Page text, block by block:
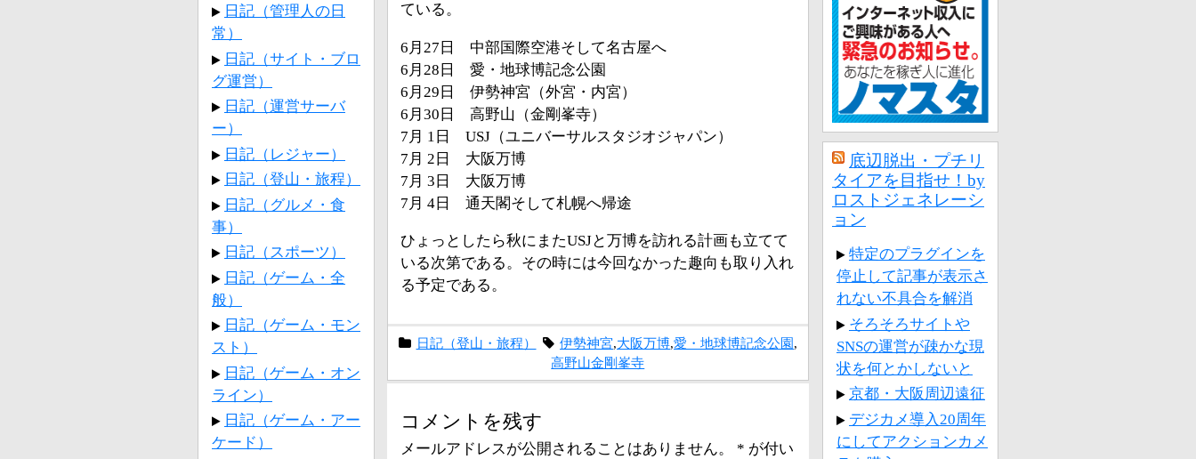
ている。
6月27日 中部国際空港そして名古屋へ
6月28日 愛・地球博記念公園
6月29日 伊勢神宮（外宮・内宮）
6月30日 高野山（金剛峯寺）
7月 1日 USJ（ユニバーサルスタジオジャパン）
7月 2日 大阪万博
7月 3日 大阪万博
7月 4日 通天閣そして札幌へ帰途
ひょっとしたら秋にまたUSJと万博を訪れる計画も立てて
いる次第である。その時には今回なかった趣向も取り入れ
る予定である。
日記（登山・旅程） 伊勢神宮,大阪万博,愛・地球博記念公園 ,
高野山金剛峯寺
コメントを残す
メールアドレスが公開されることはありません。 * が付い
日記（管理人の日
常）
日記（サイト・ブロ
グ運営）
日記（運営サーバ
ー）
日記（レジャー）
日記（登山・旅程）
日記（グルメ・食
事）
日記（スポーツ）
日記（ゲーム・全
般）
日記（ゲーム・モン
スト）
日記（ゲーム・オン
ライン）
日記（ゲーム・アー
ケード）
底辺脱出・プチリ
タイアを目指せ！by
ロストジェネレーシ
ョン
特定のプラグインを
停止して記事が表示さ
れない不具合を解消
そろそろサイトや
SNSの運営が疎かな現
状を何とかしないと
京都・大阪周辺遠征
デジカメ導入20周年
にしてアクションカメ